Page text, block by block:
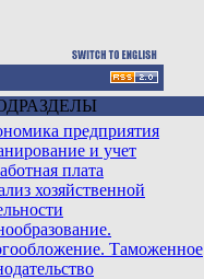
предприятия
и учет
плата
хозяйственной
Таможенное